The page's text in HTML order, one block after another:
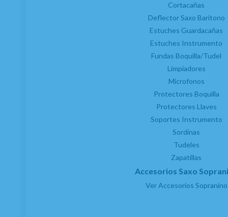
Cortacañas
Deflector Saxo Baritono
Estuches Guardacañas
Estuches Instrumento
Fundas Boquilla/Tudel
Limpiadores
Microfonos
Protectores Boquilla
Protectores Llaves
Soportes Instrumento
Sordinas
Tudeles
Zapatillas
Accesorios Saxo
Ver Accesorios Sopranino